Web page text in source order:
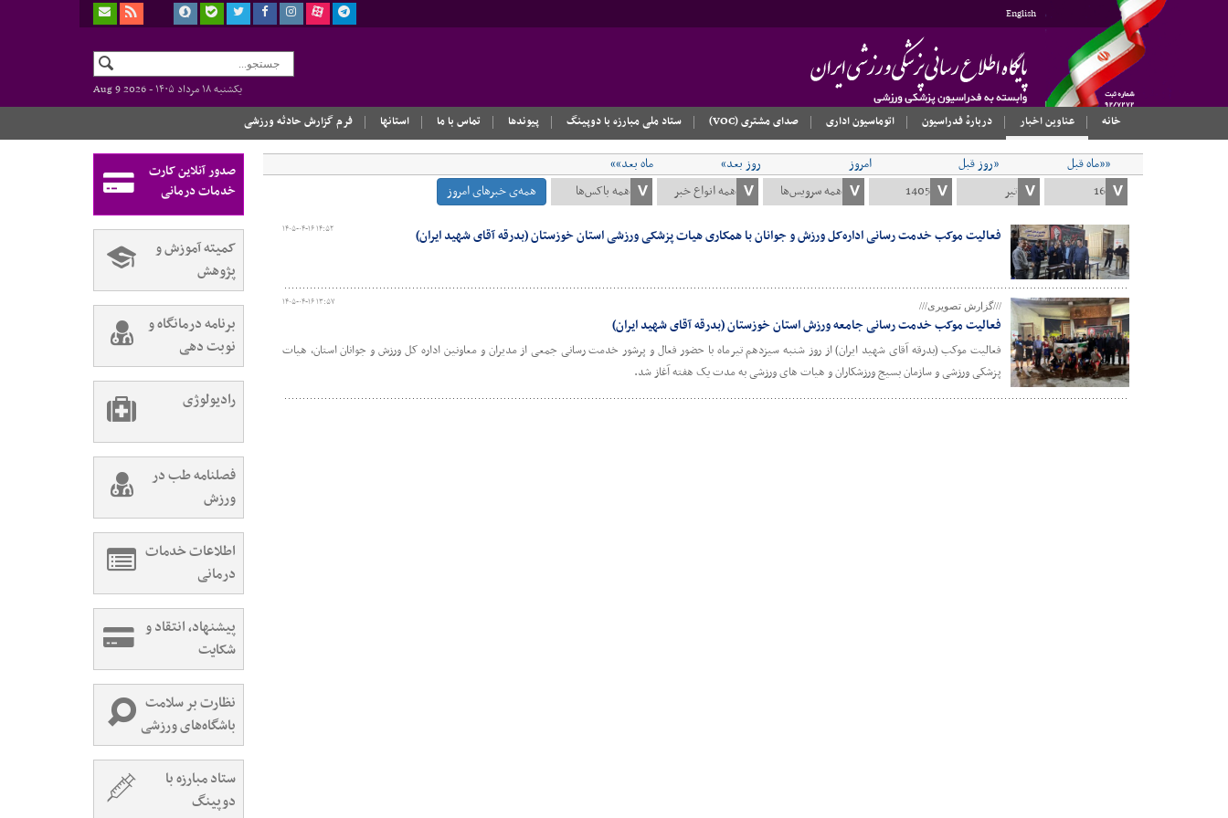
English
یکشنبه ۱۸ مرداد ۱۴۰۵ -
Aug 9 2026
خانه
عناوین اخبار دربارهٔ فدراسیون اتوماسیون اداری صدای مشتری (VOC) ستاد ملی مبارزه با دوپینگ پیوندها تماس با ما استانها فرم گزارش حادثه ورزشی
««ماه قبل «روز قبل امروز روز بعد»
ماه بعد»»
همه‌ی خبرهای امروز
۱۴۰۵-۰۴-۱۶ ۱۴:۵۲ فعالیت موکب خدمت رسانی اداره‌کل ورزش و جوانان با همکاری هیات پزشکی ورزشی استان خوزستان (بدرقه آقای شهید ایران)
۱۴۰۵-۰۴-۱۶ ۱۳:۵۷ ///گزارش تصویری///
فعالیت موکب خدمت رسانی جامعه ورزش استان خوزستان (بدرقه آقای شهید ایران)
فعالیت موکب (بدرقه آقای شهید ایران) از روز شنبه سیزدهم تیرماه با حضور فعال و پرشور خدمت رسانی جمعی از مدیران و معاونین اداره کل ورزش و جوانان استان، هیات
پزشکی ورزشی و سازمان بسیج ورزشکاران و هیات های ورزشی به مدت یک هفته آغاز شد.
صدور آنلاین کارت
خدمات درمانی
کمیته آموزش و
پژوهش
برنامه درمانگاه و
نوبت دهی
رادیولوژی
فصلنامه طب در
ورزش
اطلاعات خدمات
درمانی
پیشنهاد، انتقاد و
شکایت
نظارت بر سلامت
باشگاه‌های ورزشی
ستاد مبارزه با
دوپینگ